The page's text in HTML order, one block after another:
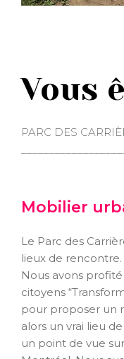
Vous
PARC DES
Mobilier
Le Parc des
lieux de rencontre.
Nous avons
citoyens
pour proposer un
alors un vrai lieu
un point de vue